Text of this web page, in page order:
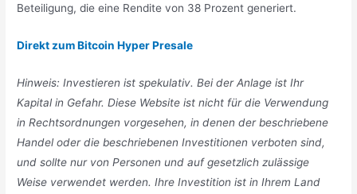
Beteiligung, die eine Rendite von 38 Prozent generiert.
Direkt zum Bitcoin Hyper Presale
Hinweis: Investieren ist spekulativ. Bei der Anlage ist Ihr
Kapital in Gefahr. Diese Website ist nicht für die Verwendung
in Rechtsordnungen vorgesehen, in denen der beschriebene
Handel oder die beschriebenen Investitionen verboten sind,
und sollte nur von Personen und auf gesetzlich zulässige
Weise verwendet werden. Ihre Investition ist in Ihrem Land